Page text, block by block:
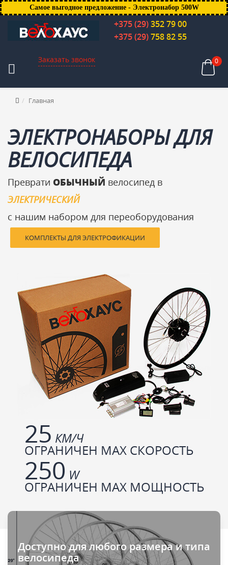
Самое выгодное предложение - Электронабор 500W
+375 (29)352 79 00
+375 (29)758 82 55
Заказать звонок 0
Главная
ЭЛЕКТРОНАБОРЫ ДЛЯ
ВЕЛОСИПЕДА
Преврати ОБЫЧНЫЙ велосипед в
ЭЛЕКТРИЧЕСКИЙ
с нашим набором для переоборудования
КОМПЛЕКТЫ ДЛЯ ЭЛЕКТРОФИКАЦИИ
25 КМ/Ч
ОГРАНИЧЕН МАХ СКОРОСТЬ
250 W
ОГРАНИЧЕН МАХ МОЩНОСТЬ
Доступно для любого размера и типа
велосипеда